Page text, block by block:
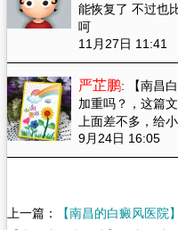
能恢复了 不过也
呵
11月27日 11:41
严芷鹏: 【南昌
加重吗？ ，这篇
上面差不多，给
9月24日 16:05
上一篇： 【南昌的白癜风医院